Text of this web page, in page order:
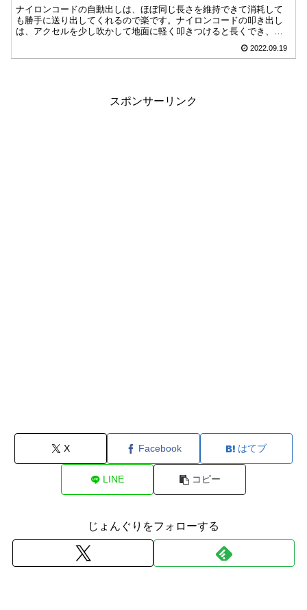
ナイロンコードの自動出しは、ほぼ同じ長さを維持できて消耗して
も勝手に送り出してくれるので楽です。ナイロンコードの叩き出し
は、アクセルを少し吹かして地面に軽く叩きつけると長くでき、場
所や用途によって長めにできて便利です。どちらでも芝や草を簡単
に刈れるので、どちらにするか迷ったら排気量を目安にしたり使い
2022.09.19
スポンサーリンク
X Facebook はてブ
LINE コピー
じょんぐりをフォローする